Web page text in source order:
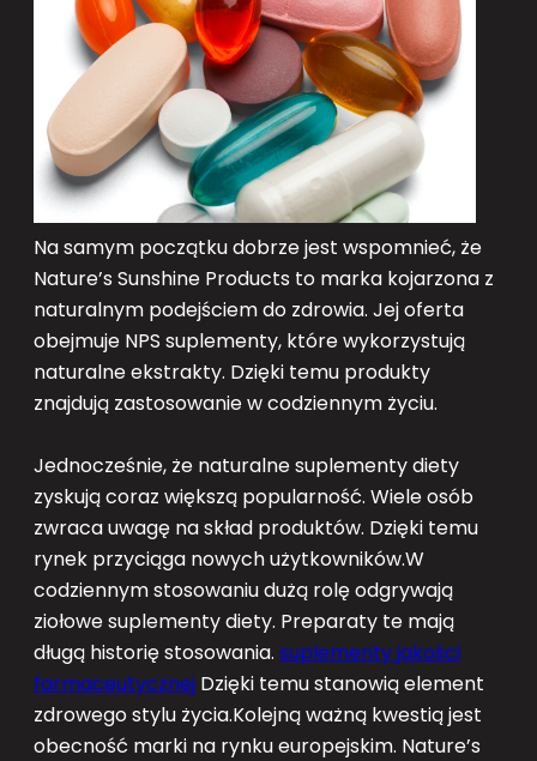
Na samym początku dobrze jest wspomnieć, że
Nature’s Sunshine Products to marka kojarzona z
naturalnym podejściem do zdrowia. Jej oferta
obejmuje NPS suplementy, które wykorzystują
naturalne ekstrakty. Dzięki temu produkty
znajdują zastosowanie w codziennym życiu.
Jednocześnie, że naturalne suplementy diety
zyskują coraz większą popularność. Wiele osób
zwraca uwagę na skład produktów. Dzięki temu
rynek przyciąga nowych użytkowników.W
codziennym stosowaniu dużą rolę odgrywają
ziołowe suplementy diety. Preparaty te mają
długą historię stosowania. suplementy jakości
farmaceutycznej Dzięki temu stanowią element
zdrowego stylu życia.Kolejną ważną kwestią jest
obecność marki na rynku europejskim. Nature’s